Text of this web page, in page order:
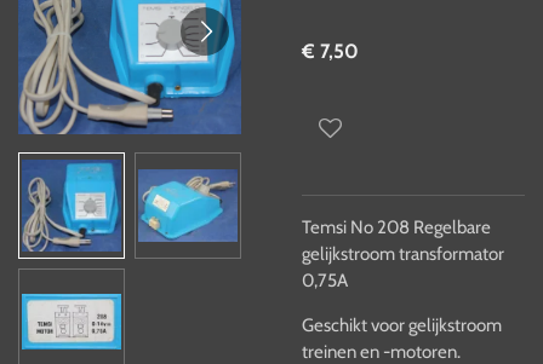
€ 7,50
Temsi No 208 Regelbare
gelijkstroom transformator
0,75A
Geschikt voor gelijkstroom
treinen en -motoren.